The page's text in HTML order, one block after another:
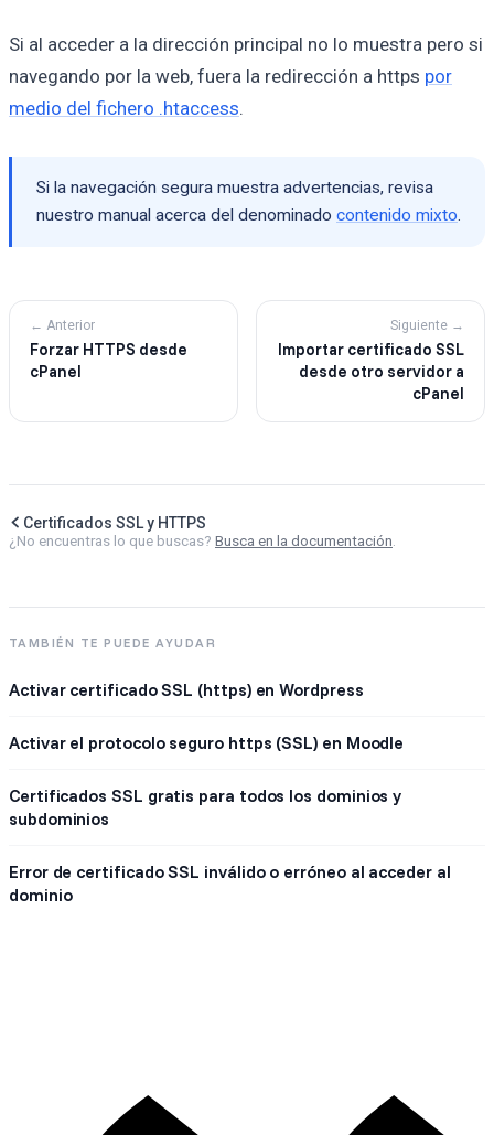
Si al acceder a la dirección principal no lo muestra pero si
navegando por la web, fuera la redirección a https por
medio del fichero .htaccess.
Si la navegación segura muestra advertencias, revisa
nuestro manual acerca del denominado contenido mixto.
← Anterior
Forzar HTTPS desde
cPanel
Siguiente →
Importar certificado SSL
desde otro servidor a
cPanel
Certificados SSL y HTTPS
¿No encuentras lo que buscas? Busca en la documentación
TAMBIÉN TE PUEDE AYUDAR
Activar certificado SSL (https) en Wordpress
Activar el protocolo seguro https (SSL) en Moodle
Certificados SSL gratis para todos los dominios y
subdominios
Error de certificado SSL inválido o erróneo al acceder al
dominio